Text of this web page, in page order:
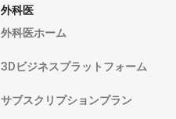
外科医
外科医ホーム
3Dビジネスプラットフォーム
サブスクリプションプラン